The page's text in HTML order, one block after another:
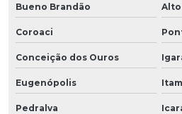
Bueno Brandão Alto
Coroaci
Conceição dos Ouros
Eugenópolis
Pedralva